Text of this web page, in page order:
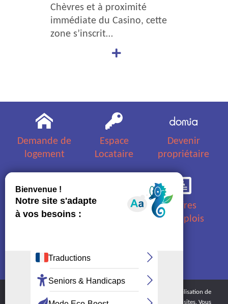
Chèvres et à proximité
immédiate du Casino, cette
zone s’inscrit…
Demande de
logement
Espace
Locataire
Devenir
propriétaire
Questions
fréquentes
Offres
d'emplois
contacter
et horaires
En poursuivant votre navigation sur ce site, vous acceptez l’utilisation de
cookies dans le but de réaliser des statistiques anonymes de visites. Vous